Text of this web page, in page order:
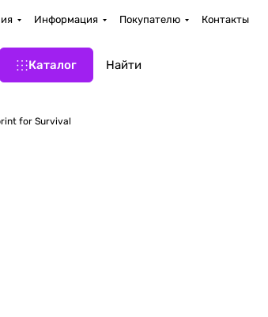
Информация Покупателю Контакты
Каталог
for Survival